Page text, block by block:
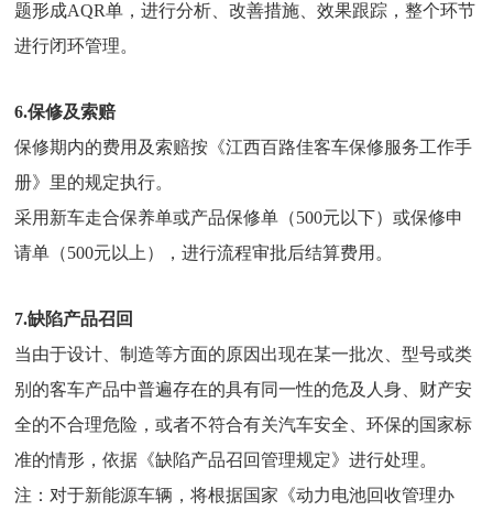
题形成AQR单，进行分析、改善措施、效果跟踪，整个环节
进行闭环管理。
6.保修及索赔
保修期内的费用及索赔按《江西百路佳客车保修服务工作手
册》里的规定执行。
采用新车走合保养单或产品保修单（500元以下）或保修申
请单（500元以上），进行流程审批后结算费用。
7.缺陷产品召回
当由于设计、制造等方面的原因出现在某一批次、型号或类
别的客车产品中普遍存在的具有同一性的危及人身、财产安
全的不合理危险，或者不符合有关汽车安全、环保的国家标
准的情形，依据《缺陷产品召回管理规定》进行处理。
注：对于新能源车辆，将根据国家《动力电池回收管理办